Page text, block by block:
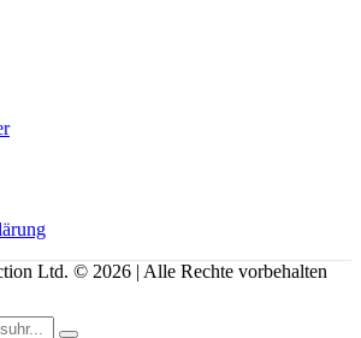
Ltd. © 2026 | Alle Rechte vorbehalten